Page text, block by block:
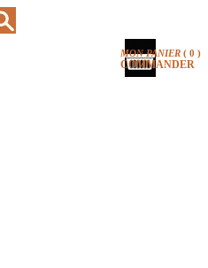
MON PANIER ( 0 )
COMMANDER